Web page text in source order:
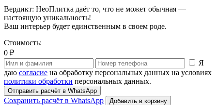
Вердикт: НеоПлитка даёт то, что не может обычная —
настоящую уникальность!
Ваш интерьер будет единственным в своем роде.
Стоимость:
0 ₽
Я
даю согласие на обработку персональных данных на условиях
политики обработки персональных данных.
Отправить расчёт в WhatsApp
Сохранить расчёт в WhatsApp
Добавить в корзину